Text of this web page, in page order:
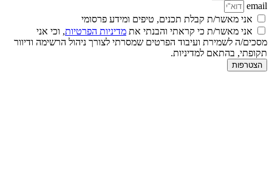
email
אני מאשר/ת קבלת תכנים, טיפים ומידע פרסומי
אני מאשר/ת כי קראתי והבנתי את מדיניות הפרטיות, וכי אני
מסכים/ה לשמירת ועיבוד הפרטים שמסרתי לצורך ניהול הרשימה ודיוור
תקופתי, בהתאם למדיניות.
הצטרפות